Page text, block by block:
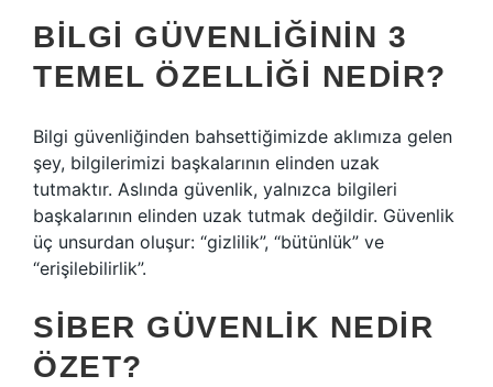
BILGI GÜVENLIĞININ 3
TEMEL ÖZELLIĞI NEDIR?
Bilgi güvenliğinden bahsettiğimizde aklımıza gelen
şey, bilgilerimizi başkalarının elinden uzak
tutmaktır. Aslında güvenlik, yalnızca bilgileri
başkalarının elinden uzak tutmak değildir. Güvenlik
üç unsurdan oluşur: “gizlilik”, “bütünlük” ve
“erişilebilirlik”.
SIBER GÜVENLIK NEDIR
ÖZET?